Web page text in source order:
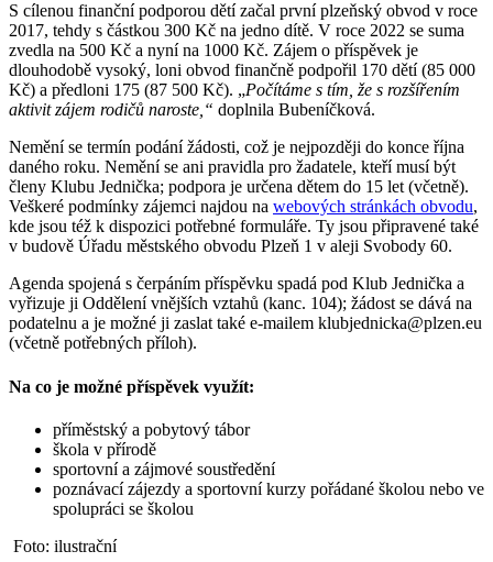
S cílenou finanční podporou dětí začal první plzeňský obvod v roce
2017, tehdy s částkou 300 Kč na jedno dítě. V roce 2022 se suma
zvedla na 500 Kč a nyní na 1000 Kč. Zájem o příspěvek je
dlouhodobě vysoký, loni obvod finančně podpořil 170 dětí (85 000
Kč) a předloni 175 (87 500 Kč). „Počítáme s tím, že s rozšířením
aktivit zájem rodičů naroste,“ doplnila Bubeníčková.
Nemění se termín podání žádosti, což je nejpozději do konce října
daného roku. Nemění se ani pravidla pro žadatele, kteří musí být
členy Klubu Jednička; podpora je určena dětem do 15 let (včetně).
Veškeré podmínky zájemci najdou na webových stránkách obvodu,
kde jsou též k dispozici potřebné formuláře. Ty jsou připravené také
v budově Úřadu městského obvodu Plzeň 1 v aleji Svobody 60.
Agenda spojená s čerpáním příspěvku spadá pod Klub Jednička a
vyřizuje ji Oddělení vnějších vztahů (kanc. 104); žádost se dává na
podatelnu a je možné ji zaslat také e-mailem klubjednicka@plzen.eu
(včetně potřebných příloh).
Na co je možné příspěvek využít:
příměstský a pobytový tábor
škola v přírodě
sportovní a zájmové soustředění
poznávací zájezdy a sportovní kurzy pořádané školou nebo ve
spolupráci se školou
Foto: ilustrační